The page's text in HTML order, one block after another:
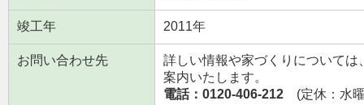
竣工年 2011年
お問い合わせ先
詳しい情報や家づくりについて
案内いたします。
電話：0120-406-212 (定休：水